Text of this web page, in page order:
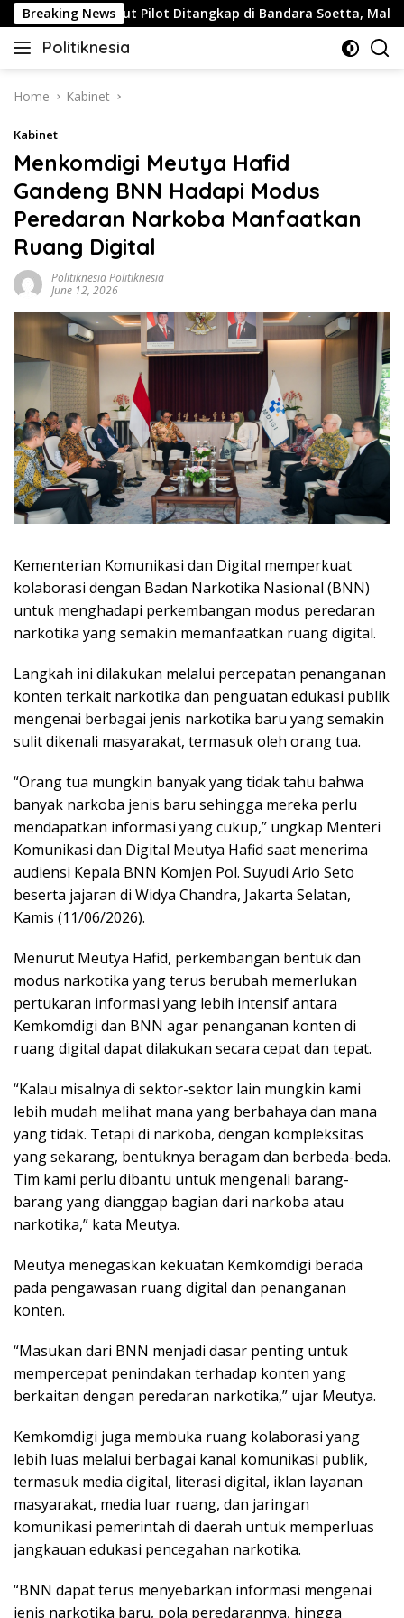
Skip
to
content
Breaking News
Buntut Pilot Ditangkap di Bandara Soetta, Malaysia
Politiknesia
Politiknesia.com
Home Kabinet
Kabinet
Menkomdigi Meutya Hafid
Gandeng BNN Hadapi Modus
Peredaran Narkoba Manfaatkan
Ruang Digital
Politiknesia Politiknesia
June 12, 2026
Kementerian Komunikasi dan Digital memperkuat
kolaborasi dengan Badan Narkotika Nasional (BNN)
untuk menghadapi perkembangan modus peredaran
narkotika yang semakin memanfaatkan ruang digital.
Langkah ini dilakukan melalui percepatan penanganan
konten terkait narkotika dan penguatan edukasi publik
mengenai berbagai jenis narkotika baru yang semakin
sulit dikenali masyarakat, termasuk oleh orang tua.
“Orang tua mungkin banyak yang tidak tahu bahwa
banyak narkoba jenis baru sehingga mereka perlu
mendapatkan informasi yang cukup,” ungkap Menteri
Komunikasi dan Digital Meutya Hafid saat menerima
audiensi Kepala BNN Komjen Pol. Suyudi Ario Seto
beserta jajaran di Widya Chandra, Jakarta Selatan,
Kamis (11/06/2026).
Menurut Meutya Hafid, perkembangan bentuk dan
modus narkotika yang terus berubah memerlukan
pertukaran informasi yang lebih intensif antara
Kemkomdigi dan BNN agar penanganan konten di
ruang digital dapat dilakukan secara cepat dan tepat.
“Kalau misalnya di sektor-sektor lain mungkin kami
lebih mudah melihat mana yang berbahaya dan mana
yang tidak. Tetapi di narkoba, dengan kompleksitas
yang sekarang, bentuknya beragam dan berbeda-beda.
Tim kami perlu dibantu untuk mengenali barang-
barang yang dianggap bagian dari narkoba atau
narkotika,” kata Meutya.
Meutya menegaskan kekuatan Kemkomdigi berada
pada pengawasan ruang digital dan penanganan
konten.
“Masukan dari BNN menjadi dasar penting untuk
mempercepat penindakan terhadap konten yang
berkaitan dengan peredaran narkotika,” ujar Meutya.
Kemkomdigi juga membuka ruang kolaborasi yang
lebih luas melalui berbagai kanal komunikasi publik,
termasuk media digital, literasi digital, iklan layanan
masyarakat, media luar ruang, dan jaringan
komunikasi pemerintah di daerah untuk memperluas
jangkauan edukasi pencegahan narkotika.
“BNN dapat terus menyebarkan informasi mengenai
jenis narkotika baru, pola peredarannya, hingga